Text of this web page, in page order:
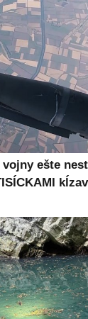
ešte